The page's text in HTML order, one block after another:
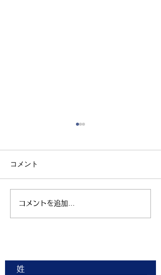
親子ヨガ と おはなし
会
コメント
コメントを追加…
姓